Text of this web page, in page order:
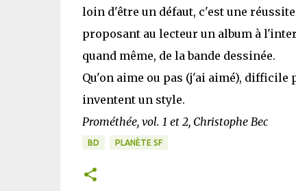
loin d'être un défaut, c'est une
proposant au lecteur un album à
quand même, de la bande dessinée.
Qu'on aime ou pas (j'ai aimé), difficile
inventent un style.
Prométhée, vol. 1 et 2, Christophe Bec
BD PLANÈTE SF